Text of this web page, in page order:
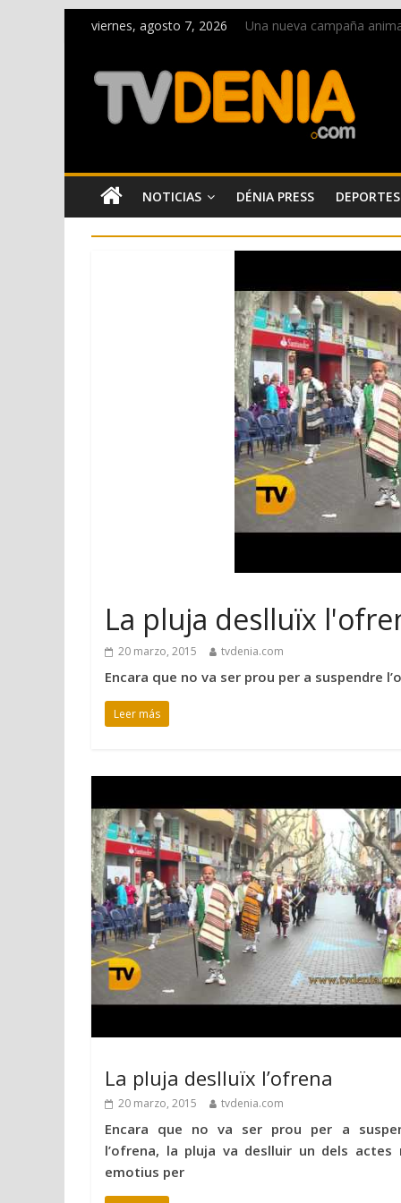
viernes, agosto 7, 2026
Una nueva campaña
La Entraeta Festera
El XII Festival de Jazz de
Los Moros y Cristianos
NOTICIAS DÉNIA PRESS DEPORTES
La pluja deslluïx
20 marzo, 2015 tvdenia.com
Encara que no va ser prou per a suspendre
Leer más
La pluja deslluïx l’ofrena
20 marzo, 2015 tvdenia.com
Encara que no va ser prou per a
l’ofrena, la pluja va deslluir un dels actes
emotius per